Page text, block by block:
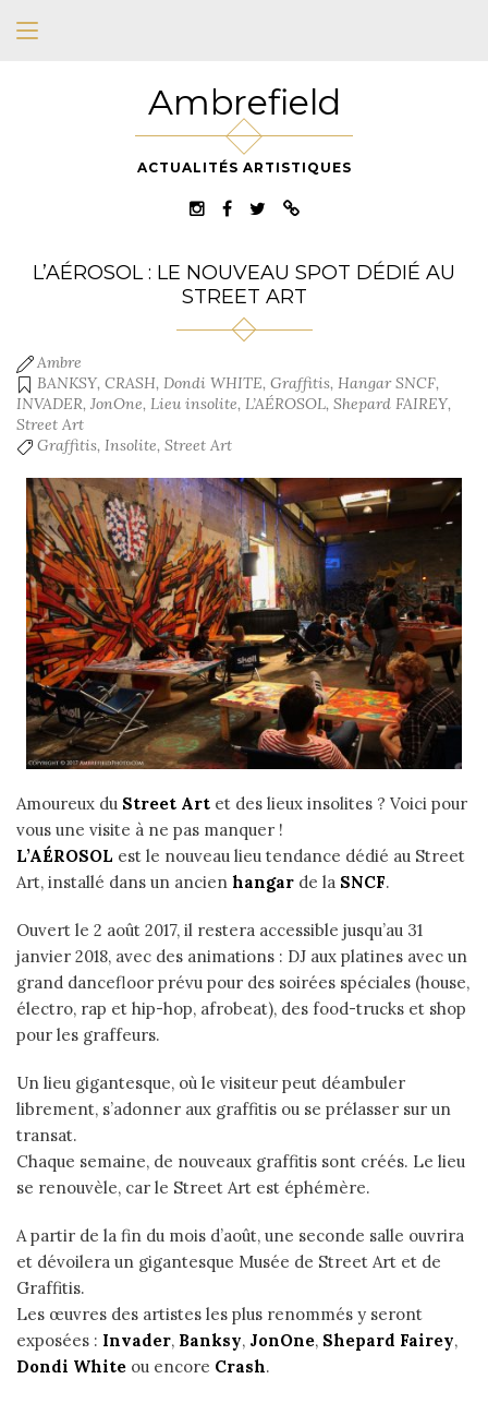
Ambrefield
ACTUALITÉS ARTISTIQUES
L’AÉROSOL : LE NOUVEAU SPOT DÉDIÉ AU
STREET ART
Ambre
BANKSY, CRASH, Dondi WHITE, Graffitis, Hangar SNCF,
INVADER, JonOne, Lieu insolite, L’AÉROSOL, Shepard FAIREY,
Street Art
Graffitis, Insolite, Street Art
Amoureux du Street Art et des lieux insolites ? Voici pour
vous une visite à ne pas manquer !
L’AÉROSOL est le nouveau lieu tendance dédié au Street
Art, installé dans un ancien hangar de la SNCF.
Ouvert le 2 août 2017, il restera accessible jusqu’au 31
janvier 2018, avec des animations : DJ aux platines avec un
grand dancefloor prévu pour des soirées spéciales (house,
électro, rap et hip-hop, afrobeat), des food-trucks et shop
pour les graffeurs.
Un lieu gigantesque, où le visiteur peut déambuler
librement, s’adonner aux graffitis ou se prélasser sur un
transat.
Chaque semaine, de nouveaux graffitis sont créés. Le lieu
se renouvèle, car le Street Art est éphémère.
A partir de la fin du mois d’août, une seconde salle ouvrira
et dévoilera un gigantesque Musée de Street Art et de
Graffitis.
Les œuvres des artistes les plus renommés y seront
exposées : Invader, Banksy, JonOne, Shepard Fairey,
Dondi White ou encore Crash.